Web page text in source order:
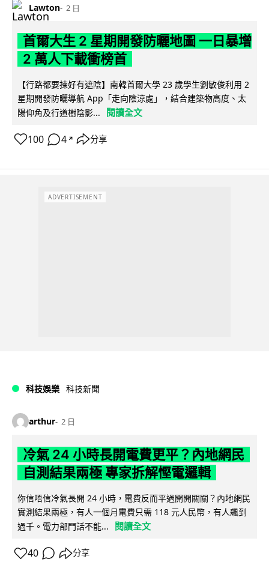
Lawton 2 日
首爾大生 2 星期開發防曬地圖 一日暴增
2 萬人下載衝榜首
【行路都要揀好有遮陰】南韓首爾大學 23 歲學生劉敏俊利用 2
星期開發防曬導航 App「走向陰涼處」，結合建築物高度、太
陽仰角及行道樹陰影...
閱讀全文
100 4 ↗ 分享
ADVERTISEMENT
科技娛樂 科技新聞
arthur 2 日
冷氣 24 小時長開電費更平？內地網民
自測結果兩極 專家拆解慳電邏輯
你信唔信冷氣長開 24 小時，電費反而平過開開關關？內地網民
實測結果兩極，有人一個月電費只需 118 元人民幣，有人飆到
過千。電力部門話不能...
閱讀全文
40 分享